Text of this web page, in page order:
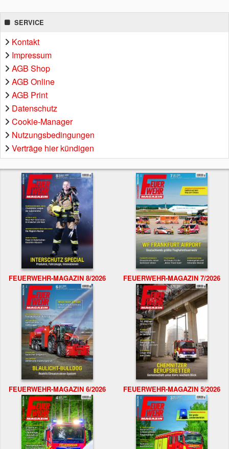
SERVICE
Kontakt
Impressum
AGB Shop
AGB Online
AGB Print
Datenschutz
Cookie-Manager
Nutzungsbedingungen
Verträge hier kündigen
FEUERWEHR-MAGAZIN 8/2026 FEUERWEHR-MAGAZIN 7/2026
FEUERWEHR-MAGAZIN 6/2026 FEUERWEHR-MAGAZIN 5/2026